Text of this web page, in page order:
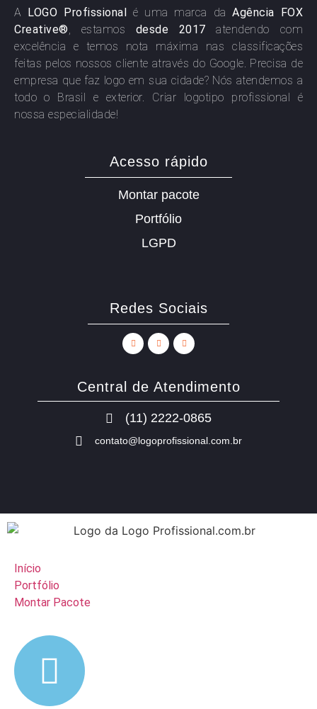
A LOGO Profissional é uma marca daAgência FOX
Creative®, estamos desde 2017 atendendo com
excelência e temos nota máxima nas classificações
feitas pelos nossos cliente através do Google. Precisa de
empresa que faz logo em sua cidade? Nós atendemos a
todo o Brasil e exterior. Criar logotipo profissional é
nossa especialidade!
Acesso rápido
Montar pacote
Portfólio
LGPD
Redes Sociais
Central de Atendimento
(11) 2222-0865
contato@logoprofissional.com.br
Início
Portfólio
Montar Pacote